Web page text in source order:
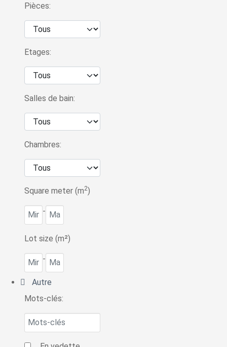
Pièces:
Etages:
Salles de bain:
Chambres:
Square meter (m2)
-
Lot size (m²)
-
Autre
Mots-clés: